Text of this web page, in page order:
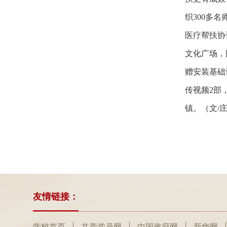
织300多名
医疗帮扶
文化广场
赠安装基
传视频2部
镇。（文/
友情链接：